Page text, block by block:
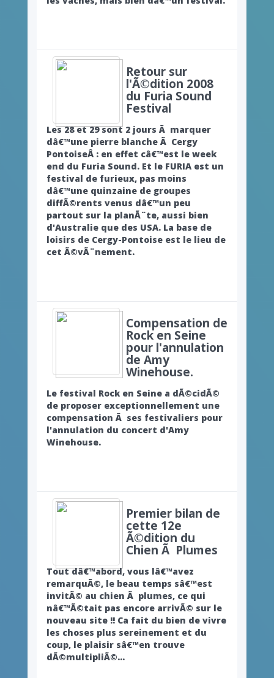
Retour sur
l'Ã©dition 2008
du Furia Sound
Festival
Les 28 et 29 sont 2 jours Ã marquer
dâ€™une pierre blanche Ã Cergy
PontoiseÂ : en effet câ€™est le week
end du Furia Sound. Et le FURIA est un
festival de furieux, pas moins
dâ€™une quinzaine de groupes
diffÃ©rents venus dâ€™un peu
partout sur la planÃ¨te, aussi bien
d'Australie que des USA. La base de
loisirs de Cergy-Pontoise est le lieu de
cet Ã©vÃ¨nement.
Compensation de
Rock en Seine
pour l'annulation
de Amy
Winehouse.
Le festival Rock en Seine a dÃ©cidÃ©
de proposer exceptionnellement une
compensation Ã ses festivaliers pour
l'annulation du concert d'Amy
Winehouse.
Premier bilan de
cette 12e
Ã©dition du
Chien Ã Plumes
Tout dâ€™abord, vous lâ€™avez
remarquÃ©, le beau temps sâ€™est
invitÃ© au chien Ã plumes, ce qui
nâ€™Ã©tait pas encore arrivÃ© sur le
nouveau site !! Ca fait du bien de vivre
les choses plus sereinement et du
coup, le plaisir sâ€™en trouve
dÃ©multipliÃ©...